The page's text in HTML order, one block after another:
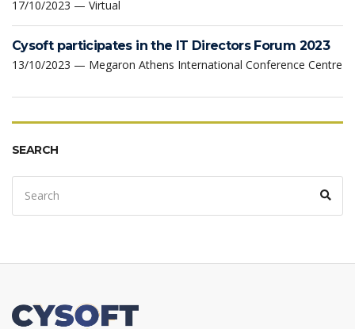
17/10/2023 — Virtual
Cysoft participates in the IT Directors Forum 2023
13/10/2023 — Megaron Athens International Conference Centre
SEARCH
Search
for: